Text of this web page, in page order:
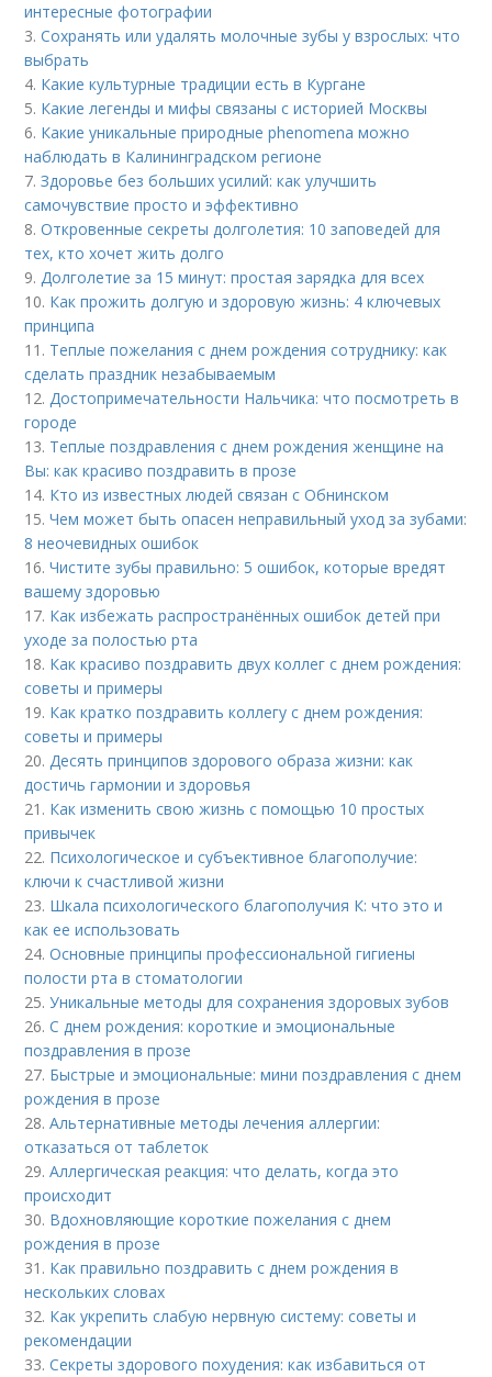
интересные фотографии
3.Сохранять или удалять молочные зубы у взрослых: что
выбрать
4. Какие культурные традиции есть в Кургане
5. Какие легенды и мифы связаны с историей Москвы
6. Какие уникальные природные phenomena можно
наблюдать в Калининградском регионе
7.Здоровье без больших усилий: как улучшить
самочувствие просто и эффективно
8.Откровенные секреты долголетия: 10 заповедей для
тех, кто хочет жить долго
9.Долголетие за 15 минут: простая зарядка для всех
10. Как прожить долгую и здоровую жизнь: 4 ключевых
принципа
11. Теплые пожелания с днем рождения сотруднику: как
сделать праздник незабываемым
12.Достопримечательности Нальчика: что посмотреть в
городе
13. Теплые поздравления с днем рождения женщине на
Вы: как красиво поздравить в прозе
14. Кто из известных людей связан с Обнинском
15.Чем может быть опасен неправильный уход за зубами:
8 неочевидных ошибок
16.Чистите зубы правильно: 5 ошибок, которые вредят
вашему здоровью
17. Как избежать распространённых ошибок детей при
уходе за полостью рта
18. Как красиво поздравить двух коллег с днем рождения:
советы и примеры
19. Как кратко поздравить коллегу с днем рождения:
советы и примеры
20.Десять принципов здорового образа жизни: как
достичь гармонии и здоровья
21. Как изменить свою жизнь с помощью 10 простых
привычек
22. Психологическое и субъективное благополучие:
ключи к счастливой жизни
23. Шкала психологического благополучия К: что это и
как ее использовать
24.Основные принципы профессиональной гигиены
полости рта в стоматологии
25.Уникальные методы для сохранения здоровых зубов
26.С днем рождения: короткие и эмоциональные
поздравления в прозе
27. Быстрые и эмоциональные: мини поздравления с днем
рождения в прозе
28.Альтернативные методы лечения аллергии:
отказаться от таблеток
29.Аллергическая реакция: что делать, когда это
происходит
30. Вдохновляющие короткие пожелания с днем
рождения в прозе
31. Как правильно поздравить с днем рождения в
нескольких словах
32. Как укрепить слабую нервную систему: советы и
рекомендации
33.Секреты здорового похудения: как избавиться от